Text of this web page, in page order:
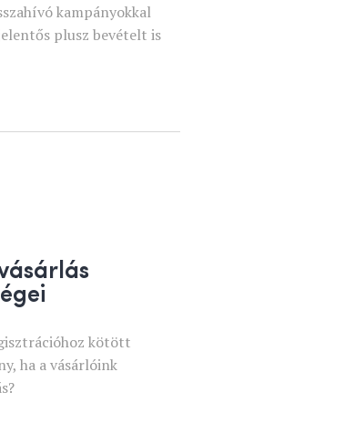
kampányokkal
plusz bevételt is
kötött
ha a vásárlóink